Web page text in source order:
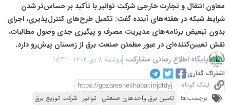
معاون انتقال و تجارت خارجی شرکت توانیر با تأکید بر حساس‌تر شدن
شرایط شبکه در هفته‌های آینده گفت: تکمیل طرح‌های کنترل‌پذیری، اجرای
بدون تبعیض برنامه‌های مدیریت مصرف و پیگیری جدی وصول مطالبات،
نقش تعیین‌کننده‌ای در عبور مطمئن صنعت برق از زمستان پیش‌رو دارد.
پایگاه اطلاع رسانی مشارکت دوشنبه 8 دی 1404 - 18:21
اشتراک گذاری:
لینک کوتاه
برچسب‌ها: تامین برق واحدهای صنعتی توانیر شرکت توزیع برق